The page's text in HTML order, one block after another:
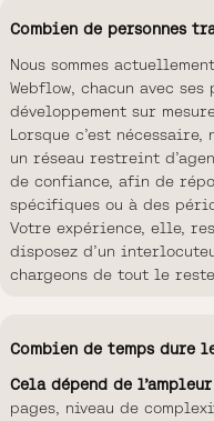
Combien de personnes
Nous sommes
Webflow, chacun avec
développement sur
Lorsque c’est
un réseau restreint
de confiance, afin de
spécifiques ou à des
Votre expérience, elle,
disposez d’un
chargeons de tout le
Combien de temps dure
Cela dépend de
pages, niveau de